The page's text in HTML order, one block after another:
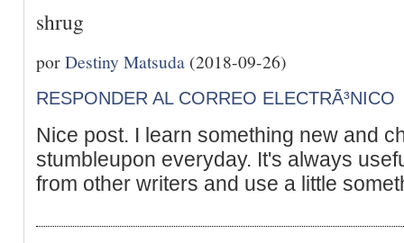
shrug
porDestiny Matsuda (2018-09-26)
RESPONDER AL CORREO ELECTRÃ³NICO
Nice post. I learn something new and
stumbleupon everyday. It's always
from other writers and use a little